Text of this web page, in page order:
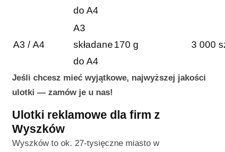
do A4
A3 / A4
A3
składane
do A4
170 g 3 000
Jeśli chcesz mieć wyjątkowe, najwyższej jakości
ulotki — zamów je u nas!
Ulotki reklamowe dla firm z
Wyszków
Wyszków to ok. 27-tysięczne miasto w